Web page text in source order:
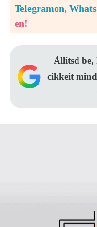
Telegramon,
en!
Állítsd
cikkeit